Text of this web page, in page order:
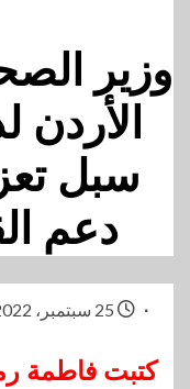
وزير
سبل
دعم
كتبت فاطمة